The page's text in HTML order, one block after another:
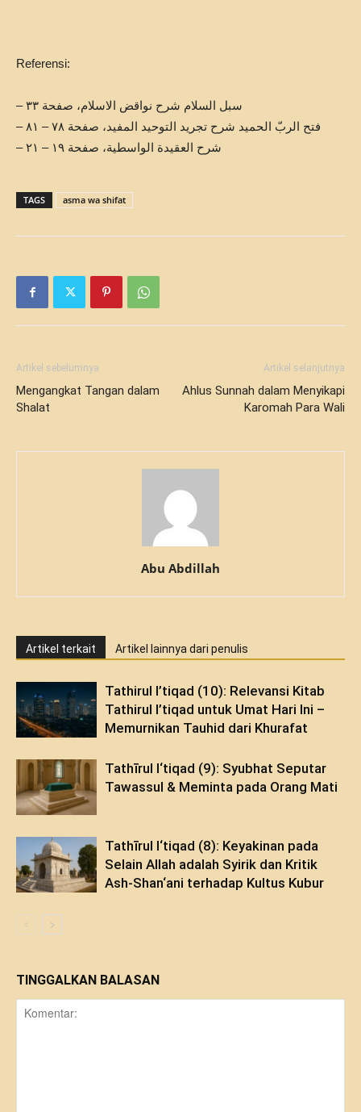
Referensi:
– سبل السلام شرح نواقض الاسلام، صفحة ٣٣
– فتح الربّ الحميد شرح تجريد التوحيد المفيد، صفحة ٧٨ – ٨١
– شرح العقيدة الواسطية، صفحة ١٩ – ٢١
TAGS asma wa shifat
Artikel sebelumnya
Mengangkat Tangan dalam
Shalat
Artikel selanjutnya
Ahlus Sunnah dalam Menyikapi
Karomah Para Wali
Abu Abdillah
Artikel terkait Artikel lainnya dari penulis
Tathirul I’tiqad (10): Relevansi Kitab
Tathirul I’tiqad untuk Umat Hari Ini –
Memurnikan Tauhid dari Khurafat
Tathīrul I‘tiqad (9): Syubhat Seputar
Tawassul & Meminta pada Orang Mati
Tathīrul I‘tiqad (8): Keyakinan pada
Selain Allah adalah Syirik dan Kritik
Ash-Shan‘ani terhadap Kultus Kubur
TINGGALKAN BALASAN